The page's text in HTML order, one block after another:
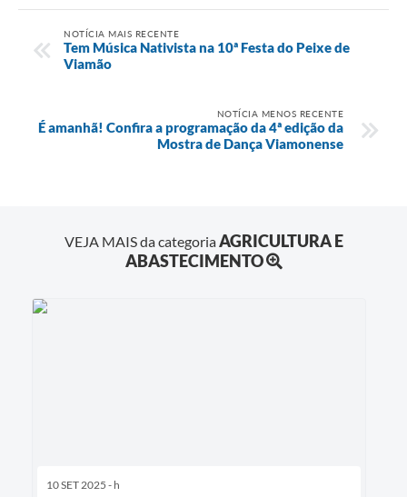
NOTÍCIA MAIS RECENTE
Tem Música Nativista na 10ª Festa do Peixe de
Viamão
NOTÍCIA MENOS RECENTE
É amanhã! Confira a programação da 4ª edição da
Mostra de Dança Viamonense
VEJA MAIS da categoriaAGRICULTURA E
ABASTECIMENTO
10 SET 2025 - h